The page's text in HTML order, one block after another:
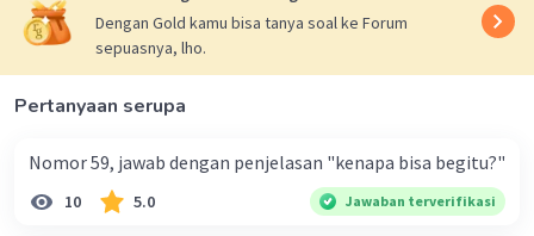
Dengan Gold kamu bisa tanya soal ke Forum
sepuasnya, lho.
Pertanyaan serupa
Nomor 59, jawab dengan penjelasan "kenapa bisa begitu?"
10 5.0 Jawaban terverifikasi